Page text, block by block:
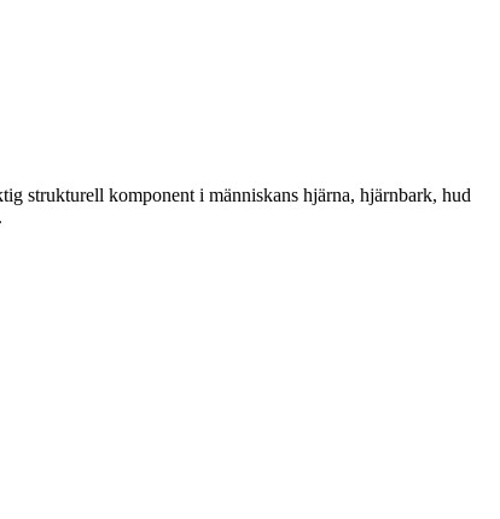
strukturell komponent i människans hjärna, hjärnbark, hud